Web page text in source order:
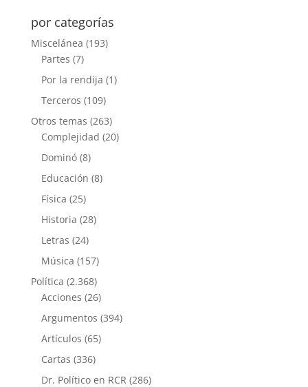
por categorías
Miscelánea (193)
Partes (7)
Por la rendija (1)
Terceros (109)
Otros temas (263)
Complejidad (20)
Dominó(8)
Educación (8)
Física (25)
Historia (28)
Letras (24)
Música (157)
Política (2.368)
Acciones (26)
Argumentos (394)
Artículos (65)
Cartas (336)
Dr. Político en RCR (286)